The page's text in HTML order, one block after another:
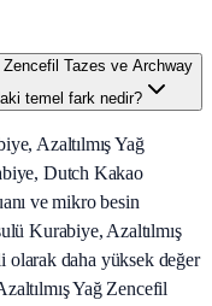
Tazes ve Archway
temel fark nedir?
Azaltılmış Yağ
Dutch Kakao
ve mikro besin
Kurabiye, Azaltılmış
olarak daha yüksek değer
Yağ Zencefil